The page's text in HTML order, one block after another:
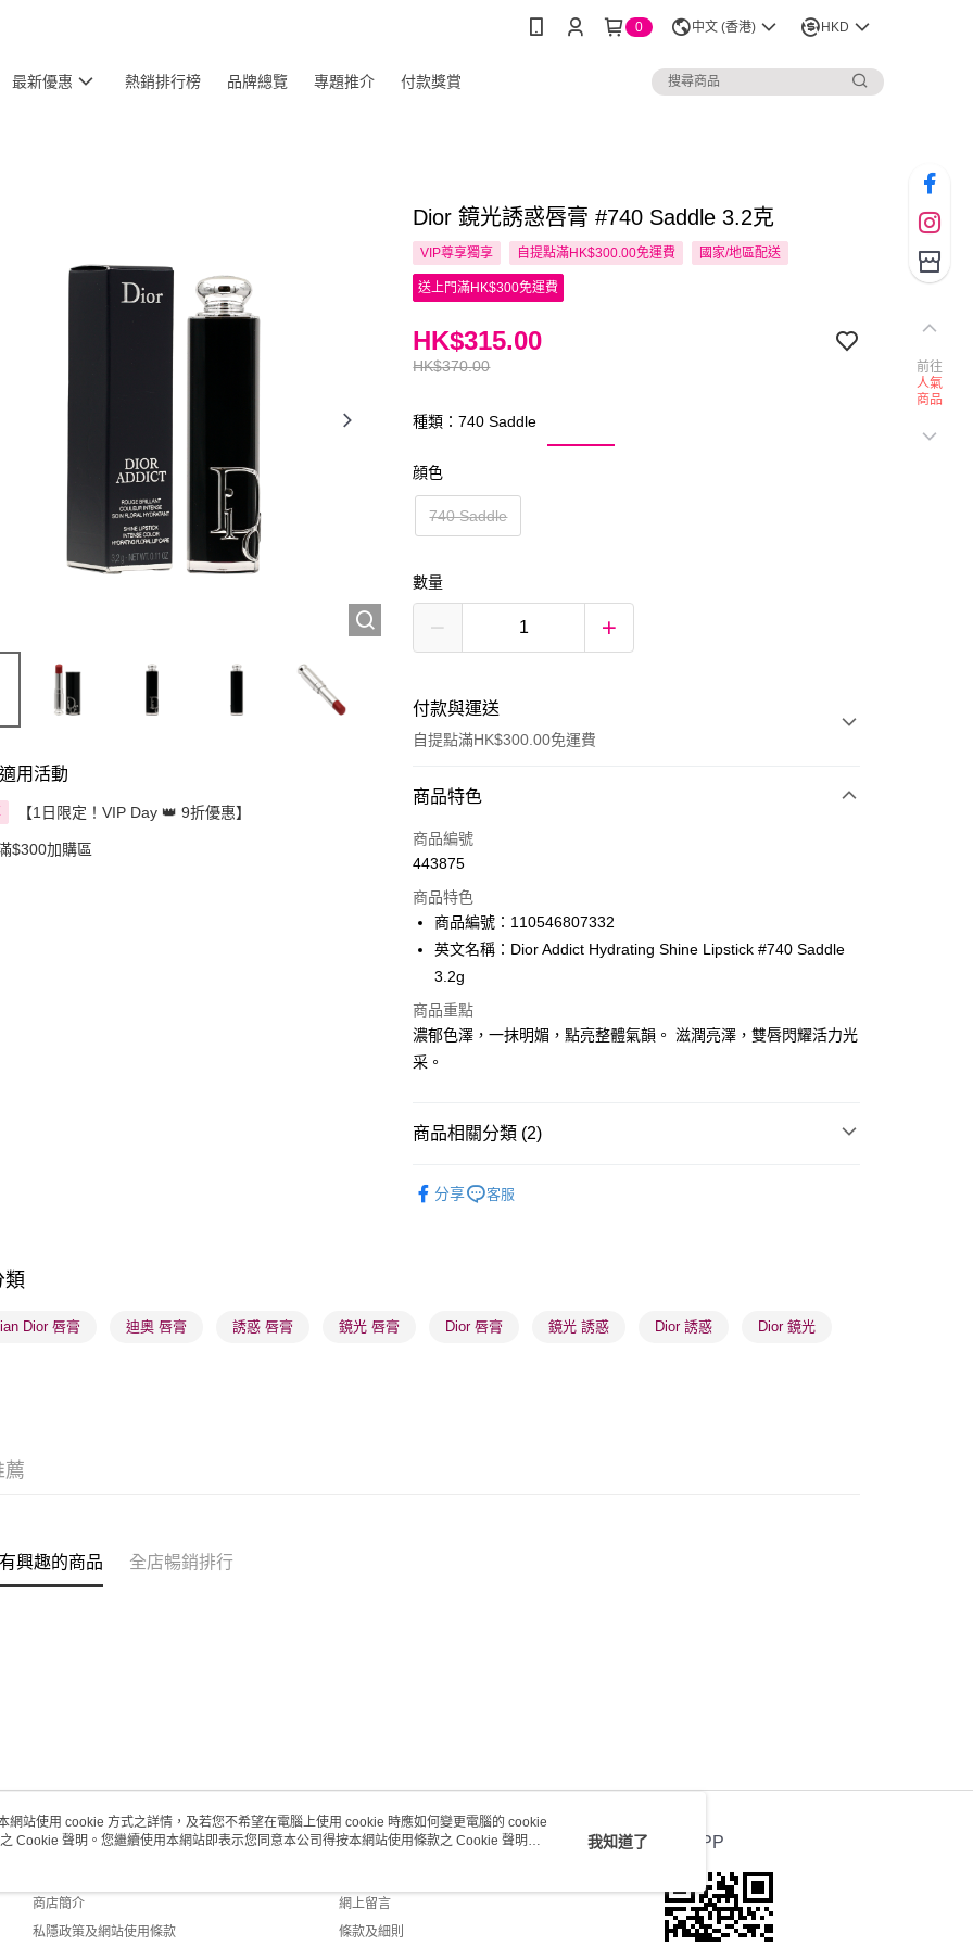
0 中文 (香港) HKD
最新優惠 熱銷排行榜 品牌總覽 專題推介 付款獎賞
用活動
【1日限定！VIP Day 👑 9折優惠】
$300加購區
Dior 鏡光誘惑唇膏 #740 Saddle 3.2克
VIP尊享獨享 自提點滿HK$300.00免運費 國家/地區配送
送上門滿HK$300免運費
HK$370.00
HK$315.00
種類：740 Saddle
顔色
740 Saddle
數量
付款與運送
自提點滿HK$300.00免運費
付款方式
信用卡
AlipayHK
PayMe
BoC Pay
順豐自助櫃 - 確認發貨後1-3個工作天送達
商品特色
商品編號
443875
商品特色
商品編號：110546807332
英文名稱：Dior Addict Hydrating Shine Lipstick #740 Saddle
3.2g
商品重點
濃郁色澤，一抹明媚，點亮整體氣韻。 滋潤亮澤，雙唇閃耀活力光
采。
商品相關分類 (2)
分享 客服
類
Dior 唇膏 迪奧 唇膏 誘惑 唇膏 鏡光 唇膏 Dior 唇膏 鏡光 誘惑 Dior 誘惑 Dior 鏡光
薦
興趣的商品 全店暢銷排行
關於我們
商店簡介
私隱政策及網站使用條款
客戶服務
網上留言
條款及細則
官方APP
前往
人氣
商品
網站使用 cookie 方式之詳情，及若您不希望在電腦上使用 cookie 時應如何變更電腦的 cookie
之 Cookie 聲明。您繼續使用本網站即表示您同意本公司得按本網站使用條款之 Cookie 聲明使
我知道了